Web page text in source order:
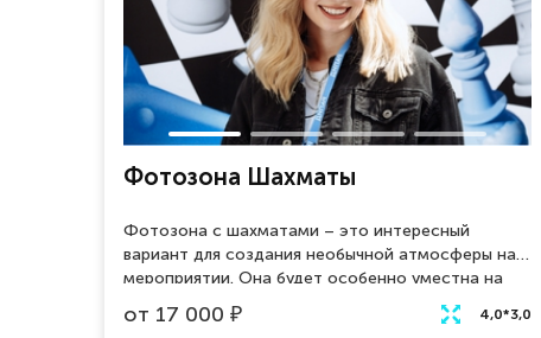
Фотозона Шахматы
Фотозона с шахматами – это интересный
вариант для создания необычной атмосферы на
мероприятии. Она будет особенно уместна на
тематических вечеринках или турнирах по
шахматам. Для создания такой фотозоны
от 17 000 ₽ 4,0*3,0